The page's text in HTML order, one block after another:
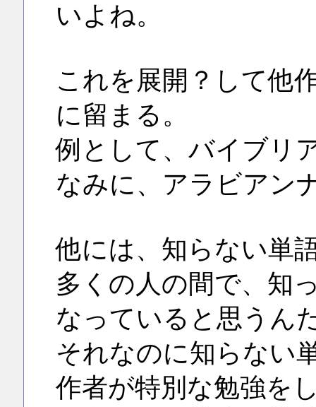
いよね。
これを展開？して他
に留まる。
例として、バイブリ
なみに、アラビアン
他には、知らない単
多くの人の間で、知
なっていると思うん
それなのに知らない
作者が特別な勉強を